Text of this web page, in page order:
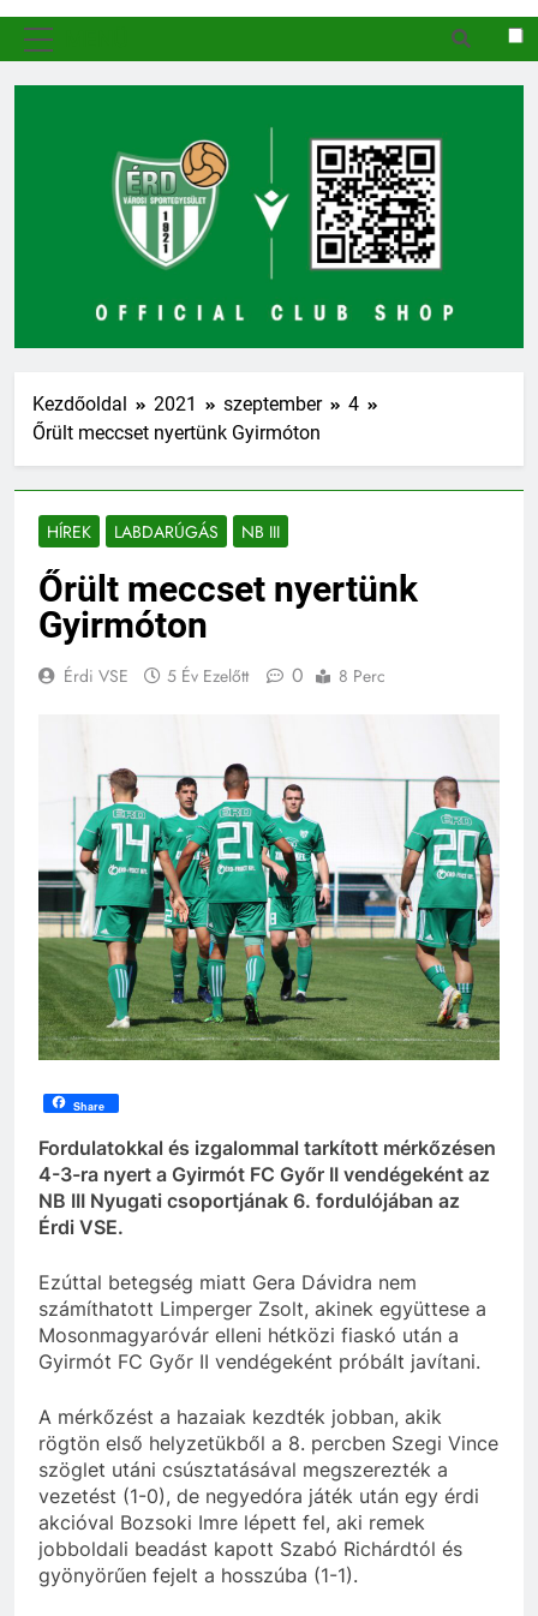
Kezdőoldal 2021 szeptember
4
Őrült meccset nyertünk Gyirmóton
HÍREK LABDARÚGÁS NB III
Őrült meccset nyertünk
Gyirmóton
Érdi VSE 5 Év Ezelőtt 0 8 Perc
Share
Fordulatokkal és izgalommal tarkított mérkőzésen
4-3-ra nyert a Gyirmót FC Győr II vendégeként az
NB III Nyugati csoportjának 6. fordulójában az
Érdi VSE.
Ezúttal betegség miatt Gera Dávidra nem
számíthatott Limperger Zsolt, akinek együttese a
Mosonmagyaróvár elleni hétközi fiaskó után a
Gyirmót FC Győr II vendégeként próbált javítani.
A mérkőzést a hazaiak kezdték jobban, akik
rögtön első helyzetükből a 8. percben Szegi Vince
szöglet utáni csúsztatásával megszerezték a
vezetést (1-0), de negyedóra játék után egy érdi
akcióval Bozsoki Imre lépett fel, aki remek
jobboldali beadást kapott Szabó Richárdtól és
gyönyörűen fejelt a hosszúba (1-1).